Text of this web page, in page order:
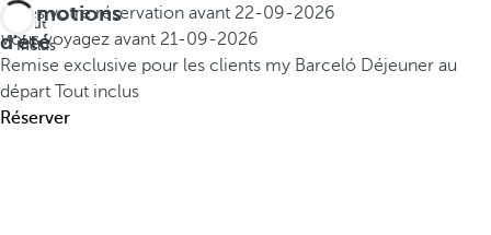
Promotions
d'été
Tout
Inclus
Faites votre réservation avant 22-09-2026
Vous voyagez avant 21-09-2026
Remise exclusive pour les clients my Barceló Déjeuner au
départ Tout inclus
Réserver